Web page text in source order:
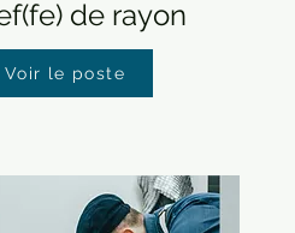
de rayon
Voir le poste